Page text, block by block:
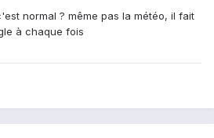
normal ? même pas la météo, il fait
à chaque fois